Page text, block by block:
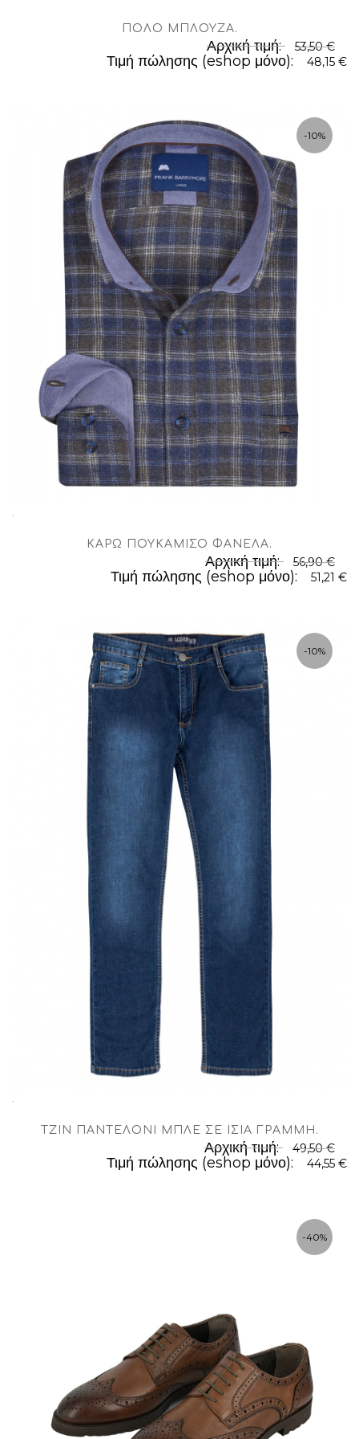
ΠΌΛΟ ΜΠΛΟΎΖΑ.
Αρχική τιμή: 53,50 €
Τιμή πώλησης (eshop μόνο): 48,15 €
-10%
.
ΚΑΡΏ ΠΟΥΚΆΜΙΣΟ ΦΑΝΈΛΑ.
Αρχική τιμή: 56,90 €
Τιμή πώλησης (eshop μόνο): 51,21 €
-10%
.
TΖΊΝ ΠΑΝΤΕΛΌΝΙ ΜΠΛΈ ΣΕ ΊΣΙΑ ΓΡΑΜΜΉ .
Αρχική τιμή: 49,50 €
Τιμή πώλησης (eshop μόνο): 44,55 €
-40%